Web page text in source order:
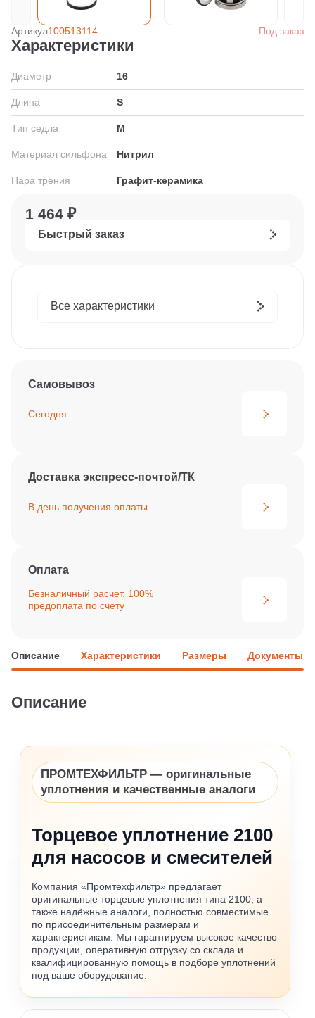
Артикул100513114 Под заказ
Характеристики
Диаметр 16
Длина S
Тип седла M
Материал сильфона Нитрил
Пара трения Графит-керамика
1 464 ₽
Быстрый заказ
Все характеристики
Самовывоз
Сегодня
Доставка экспресс-почтой/ТК
В день получения оплаты
Оплата
Безналичный расчет. 100%
предоплата по счету
Описание Характеристики Размеры Документы
Описание
ПРОМТЕХФИЛЬТР — оригинальные
уплотнения и качественные аналоги
Торцевое уплотнение 2100
для насосов и смесителей
Компания «Промтехфильтр» предлагает
оригинальные торцевые уплотнения типа 2100, а
также надёжные аналоги, полностью совместимые
по присоединительным размерам и
характеристикам. Мы гарантируем высокое качество
продукции, оперативную отгрузку со склада и
квалифицированную помощь в подборе уплотнений
под ваше оборудование.